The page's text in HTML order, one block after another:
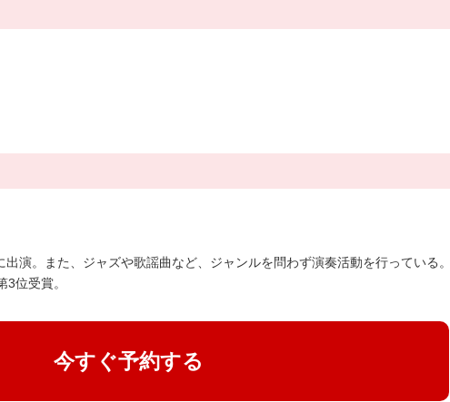
演。また、ジャズや歌謡曲など、ジャンルを問わず演奏活動を行っている
位受賞。
今すぐ予約する